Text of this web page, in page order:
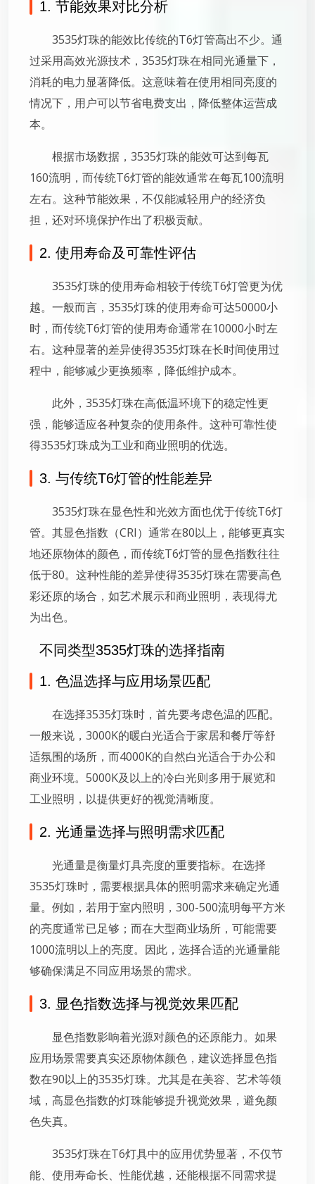
1. 节能效果对比分析
3535灯珠的能效比传统的T6灯管高出不少。通
过采用高效光源技术，3535灯珠在相同光通量下，
消耗的电力显著降低。这意味着在使用相同亮度的
情况下，用户可以节省电费支出，降低整体运营成
本。
根据市场数据，3535灯珠的能效可达到每瓦
160流明，而传统T6灯管的能效通常在每瓦100流明
左右。这种节能效果，不仅能减轻用户的经济负
担，还对环境保护作出了积极贡献。
2. 使用寿命及可靠性评估
3535灯珠的使用寿命相较于传统T6灯管更为优
越。一般而言，3535灯珠的使用寿命可达50000小
时，而传统T6灯管的使用寿命通常在10000小时左
右。这种显著的差异使得3535灯珠在长时间使用过
程中，能够减少更换频率，降低维护成本。
此外，3535灯珠在高低温环境下的稳定性更
强，能够适应各种复杂的使用条件。这种可靠性使
得3535灯珠成为工业和商业照明的优选。
3. 与传统T6灯管的性能差异
3535灯珠在显色性和光效方面也优于传统T6灯
管。其显色指数（CRI）通常在80以上，能够更真实
地还原物体的颜色，而传统T6灯管的显色指数往往
低于80。这种性能的差异使得3535灯珠在需要高色
彩还原的场合，如艺术展示和商业照明，表现得尤
为出色。
不同类型3535灯珠的选择指南
1. 色温选择与应用场景匹配
在选择3535灯珠时，首先要考虑色温的匹配。
一般来说，3000K的暖白光适合于家居和餐厅等舒
适氛围的场所，而4000K的自然白光适合于办公和
商业环境。5000K及以上的冷白光则多用于展览和
工业照明，以提供更好的视觉清晰度。
2. 光通量选择与照明需求匹配
光通量是衡量灯具亮度的重要指标。在选择
3535灯珠时，需要根据具体的照明需求来确定光通
量。例如，若用于室内照明，300-500流明每平方米
的亮度通常已足够；而在大型商业场所，可能需要
1000流明以上的亮度。因此，选择合适的光通量能
够确保满足不同应用场景的需求。
3. 显色指数选择与视觉效果匹配
显色指数影响着光源对颜色的还原能力。如果
应用场景需要真实还原物体颜色，建议选择显色指
数在90以上的3535灯珠。尤其是在美容、艺术等领
域，高显色指数的灯珠能够提升视觉效果，避免颜
色失真。
3535灯珠在T6灯具中的应用优势显著，不仅节
能、使用寿命长、性能优越，还能根据不同需求提